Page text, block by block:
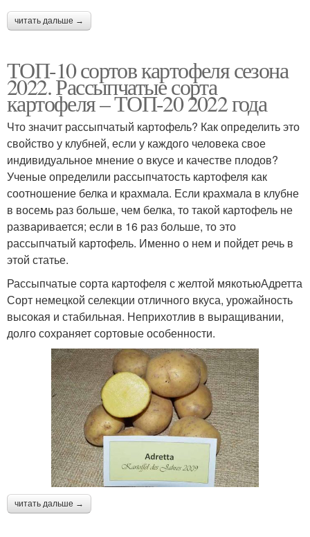
читать дальше →
ТОП-10 сортов картофеля сезона
2022. Рассыпчатые сорта
картофеля – ТОП-20 2022 года
Что значит рассыпчатый картофель? Как определить это
свойство у клубней, если у каждого человека свое
индивидуальное мнение о вкусе и качестве плодов?
Ученые определили рассыпчатость картофеля как
соотношение белка и крахмала. Если крахмала в клубне
в восемь раз больше, чем белка, то такой картофель не
разваривается; если в 16 раз больше, то это
рассыпчатый картофель. Именно о нем и пойдет речь в
этой статье.
Рассыпчатые сорта картофеля с желтой мякотьюАдретта
Сорт немецкой селекции отличного вкуса, урожайность
высокая и стабильная. Неприхотлив в выращивании,
долго сохраняет сортовые особенности.
читать дальше →